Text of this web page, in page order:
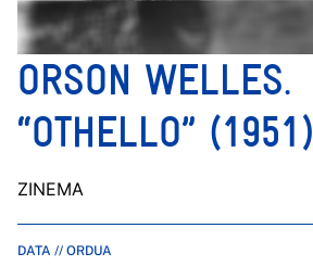
ORSON WELLES.
“OTHELLO” (1951)
ZINEMA
DATA // ORDUA